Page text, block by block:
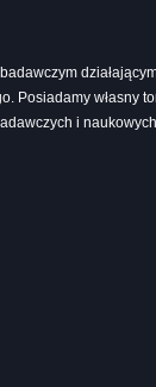
Posiadamy własny
i